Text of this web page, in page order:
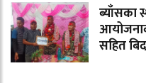
ब्याँसका
सहित